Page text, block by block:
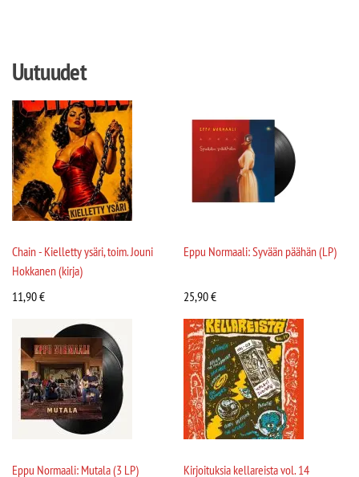
Uutuudet
Chain - Kielletty ysäri, toim. Jouni
Hokkanen (kirja)
11,90€
Eppu Normaali: Syvään päähän (LP)
25,90€
Eppu Normaali: Mutala (3 LP) Kirjoituksia kellareista vol. 14